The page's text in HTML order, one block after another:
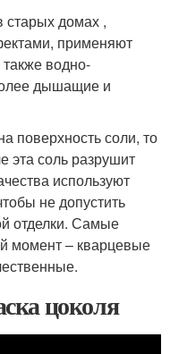
старых домах ,
применяют
водно-
дышащие и
поверхность соли, то
эта соль разрушит
используют
не допустить
отделки. Самые
момент – кварцевые
цоколя